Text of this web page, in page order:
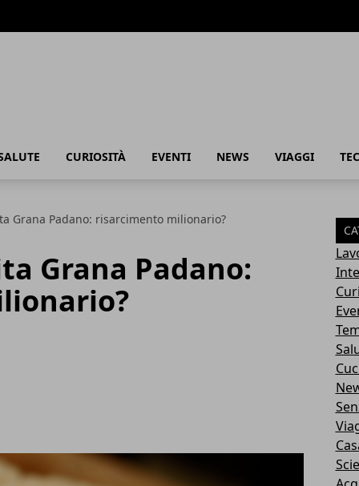
CURIOSITÀ EVENTI NEWS VIAGGI
Grana Padano: risarcimento milionario?
Grana Padano: